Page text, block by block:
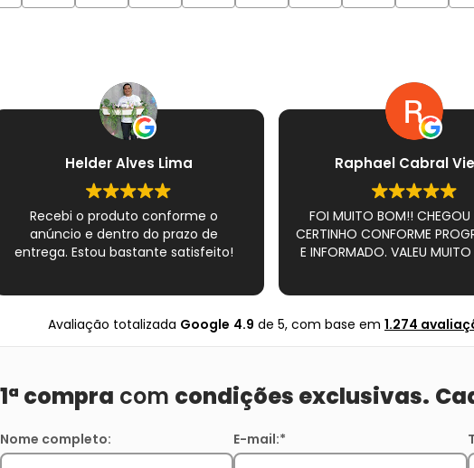
Helder Alves Lima
Recebi o produto conforme o
anúncio e dentro do prazo de
entrega. Estou bastante satisfeito!
Raphael Cabral
FOI MUITO BOM!!
CERTINHO CONFORME
E INFORMADO. VALEU MUITO
Avaliação totalizada Google 4.9 de 5, com base em 1.274